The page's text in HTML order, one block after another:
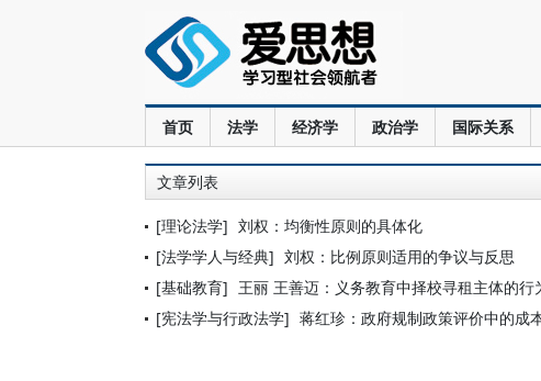
首页 法学 经济学 政治学 国际关系
文章列表
[理论法学] 刘权：均衡性原则的具体化
[法学学人与经典] 刘权：比例原则适用的争议与反思
[基础教育] 王丽 王善迈：义务教育中择校寻租主体的行
[宪法学与行政法学] 蒋红珍：政府规制政策评价中的成